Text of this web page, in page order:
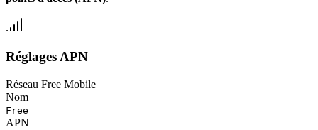
Réglages APN
Réseau Free Mobile
Nom
Free
APN